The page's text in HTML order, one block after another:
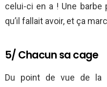
celui-ci en a ! Une barbe
qu’il fallait avoir, et ça
5/ Chacun sa cage
Du point de vue de la